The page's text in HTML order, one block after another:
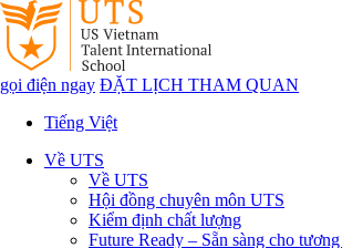
gọi điện ngay ĐẶT LỊCH THAM QUAN
Tiếng Việt
Về UTS
Về UTS
Hội đồng chuyên môn UTS
Kiểm định chất lượng
Future Ready – Sẵn sàng cho